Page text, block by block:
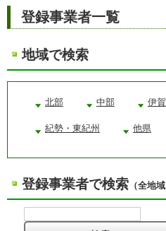
登録事業者一覧
地域で検索
北部 中部 伊賀
紀勢・東紀州 他県
登録事業者で検索 （全地